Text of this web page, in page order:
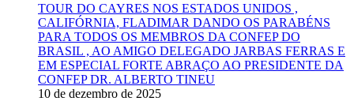
TOUR DO CAYRES NOS ESTADOS UNIDOS ,
CALIFÓRNIA, FLADIMAR DANDO OS PARABÉNS
PARA TODOS OS MEMBROS DA CONFEP DO
BRASIL , AO AMIGO DELEGADO JARBAS FERRAS E
EM ESPECIAL FORTE ABRAÇO AO PRESIDENTE DA
CONFEP DR. ALBERTO TINEU
10 de dezembro de 2025